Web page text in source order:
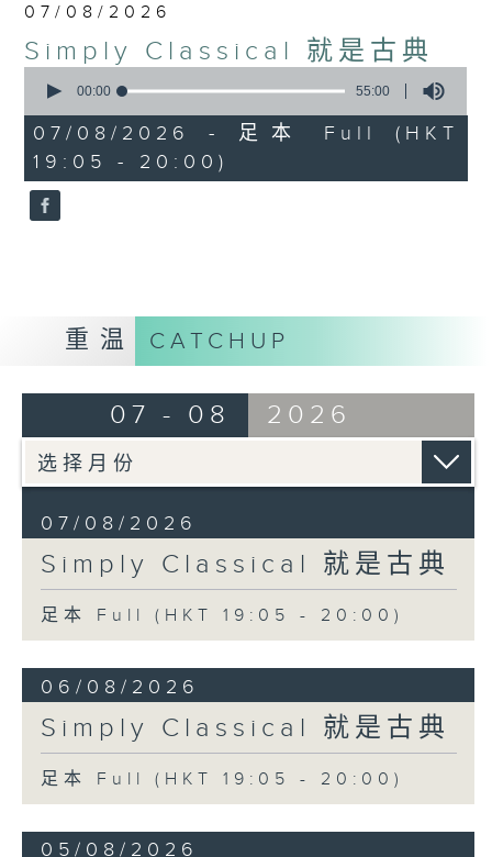
07/08/2026
Simply Classical 就是古典
seconds
55
minutes,
0
seconds
00:00 55:00
07/08/2026 - 足本 Full (HKT
19:05 - 20:00)
重温 CATCHUP
07 - 08 2026
07/08/2026
Simply Classical 就是古典
足本 Full (HKT 19:05 - 20:00)
06/08/2026
Simply Classical 就是古典
足本 Full (HKT 19:05 - 20:00)
05/08/2026